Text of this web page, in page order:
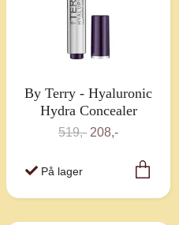
By Terry - Hyaluronic
Hydra Concealer
519,- 208,-
På lager